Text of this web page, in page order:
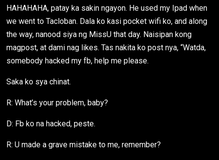
HAHAHAHA, patay ka sakin ngayon. He used my Ipad when
we went to Tacloban. Dala ko kasi pocket wifi ko, and along
the way, nanood siya ng MissU that day. Naisipan kong
magpost, at dami nag likes. Tas nakita ko post nya, “Watda,
somebody hacked my fb, help me please.
Saka ko sya chinat.
R: What’s your problem, baby?
D: Fb ko na hacked, peste.
R: U made a grave mistake to me, remember?